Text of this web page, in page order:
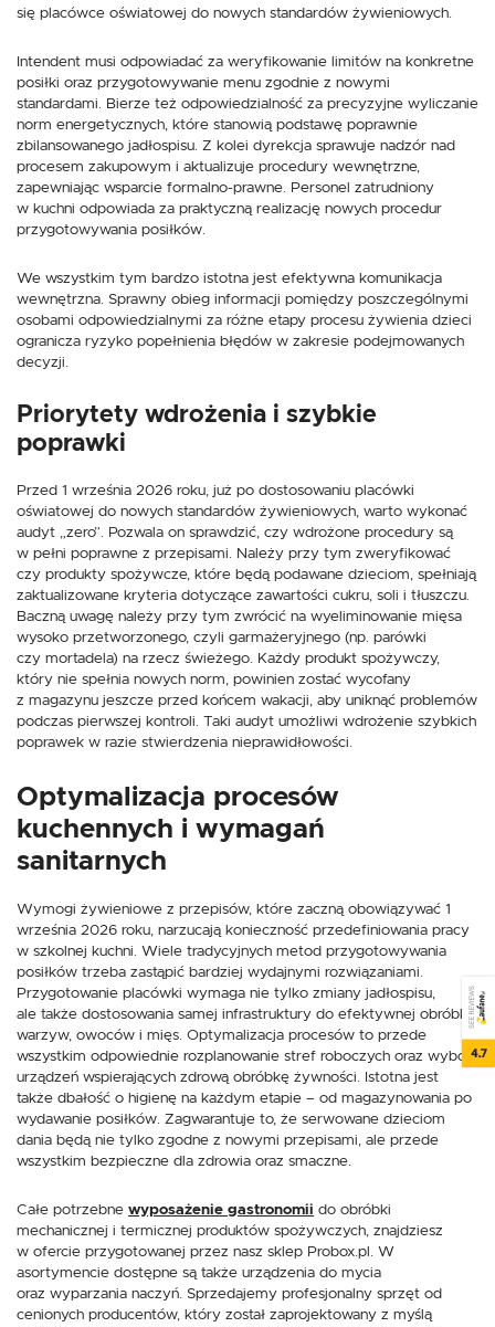
się placówce oświatowej do nowych standardów żywieniowych.
Intendent musi odpowiadać za weryfikowanie limitów na konkretne
posiłki oraz przygotowywanie menu zgodnie z nowymi
standardami. Bierze też odpowiedzialność za precyzyjne wyliczanie
norm energetycznych, które stanowią podstawę poprawnie
zbilansowanego jadłospisu. Z kolei dyrekcja sprawuje nadzór nad
procesem zakupowym i aktualizuje procedury wewnętrzne,
zapewniając wsparcie formalno-prawne. Personel zatrudniony
w kuchni odpowiada za praktyczną realizację nowych procedur
przygotowywania posiłków.
We wszystkim tym bardzo istotna jest efektywna komunikacja
wewnętrzna. Sprawny obieg informacji pomiędzy poszczególnymi
osobami odpowiedzialnymi za różne etapy procesu żywienia dzieci
ogranicza ryzyko popełnienia błędów w zakresie podejmowanych
decyzji.
Priorytety wdrożenia i szybkie
poprawki
Przed 1 września 2026 roku, już po dostosowaniu placówki
oświatowej do nowych standardów żywieniowych, warto wykonać
audyt „zero”. Pozwala on sprawdzić, czy wdrożone procedury są
w pełni poprawne z przepisami. Należy przy tym zweryfikować
czy produkty spożywcze, które będą podawane dzieciom, spełniają
zaktualizowane kryteria dotyczące zawartości cukru, soli i tłuszczu.
Baczną uwagę należy przy tym zwrócić na wyeliminowanie mięsa
wysoko przetworzonego, czyli garmażeryjnego (np. parówki
czy mortadela) na rzecz świeżego. Każdy produkt spożywczy,
który nie spełnia nowych norm, powinien zostać wycofany
z magazynu jeszcze przed końcem wakacji, aby uniknąć problemów
podczas pierwszej kontroli. Taki audyt umożliwi wdrożenie szybkich
poprawek w razie stwierdzenia nieprawidłowości.
Optymalizacja procesów
kuchennych i wymagań
sanitarnych
Wymogi żywieniowe z przepisów, które zaczną obowiązywać 1
września 2026 roku, narzucają konieczność przedefiniowania pracy
w szkolnej kuchni. Wiele tradycyjnych metod przygotowywania
posiłków trzeba zastąpić bardziej wydajnymi rozwiązaniami.
Przygotowanie placówki wymaga nie tylko zmiany jadłospisu,
ale także dostosowania samej infrastruktury do efektywnej obróbki
warzyw, owoców i mięs. Optymalizacja procesów to przede
wszystkim odpowiednie rozplanowanie stref roboczych oraz wybór
urządzeń wspierających zdrową obróbkę żywności. Istotna jest
także dbałość o higienę na każdym etapie – od magazynowania po
wydawanie posiłków. Zagwarantuje to, że serwowane dzieciom
dania będą nie tylko zgodne z nowymi przepisami, ale przede
wszystkim bezpieczne dla zdrowia oraz smaczne.
Całe potrzebne wyposażenie gastronomii do obróbki
mechanicznej i termicznej produktów spożywczych, znajdziesz
w ofercie przygotowanej przez nasz sklep Probox.pl. W
asortymencie dostępne są także urządzenia do mycia
oraz wyparzania naczyń. Sprzedajemy profesjonalny sprzęt od
cenionych producentów, który został zaprojektowany z myślą
SEE REVIEWS
4.7